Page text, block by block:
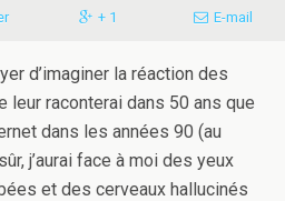
+ 1 E-mail
d’imaginer la réaction des
raconterai dans 50 ans que
dans les années 90 (au
j’aurai face à moi des yeux
et des cerveaux hallucinés